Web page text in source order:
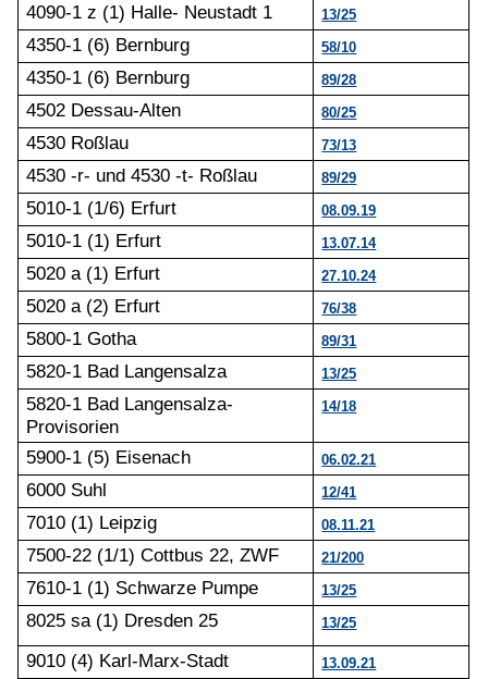
4090-1 z (1) Halle- Neustadt 1 13/25
4350-1 (6) Bernburg 58/10
4350-1 (6) Bernburg 89/28
4502 Dessau-Alten 80/25
4530 Roßlau 73/13
4530 -r- und 4530 -t- Roßlau 89/29
5010-1 (1/6) Erfurt 08.09.19
5010-1 (1) Erfurt 13.07.14
5020 a (1) Erfurt 27.10.24
5020 a (2) Erfurt 76/38
5800-1 Gotha 89/31
5820-1 Bad Langensalza 13/25
5820-1 Bad Langensalza-
Provisorien
14/18
5900-1 (5) Eisenach 06.02.21
6000 Suhl 12/41
7010 (1) Leipzig 08.11.21
7500-22 (1/1) Cottbus 22, ZWF 21/200
7610-1 (1) Schwarze Pumpe 13/25
8025 sa (1) Dresden 25 13/25
9010 (4) Karl-Marx-Stadt 13.09.21